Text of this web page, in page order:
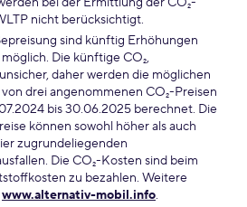
nicht berücksichtigt.
sind künftig Erhöhungen
Die künftige CO₂,
daher werden die möglichen
drei angenommenen CO₂-Preisen
bis 30.06.2025 berechnet. Die
können sowohl höher als auch
zugrundeliegenden
Die CO₂-Kosten sind beim
zu bezahlen. Weitere
www.alternativ-mobil.info.